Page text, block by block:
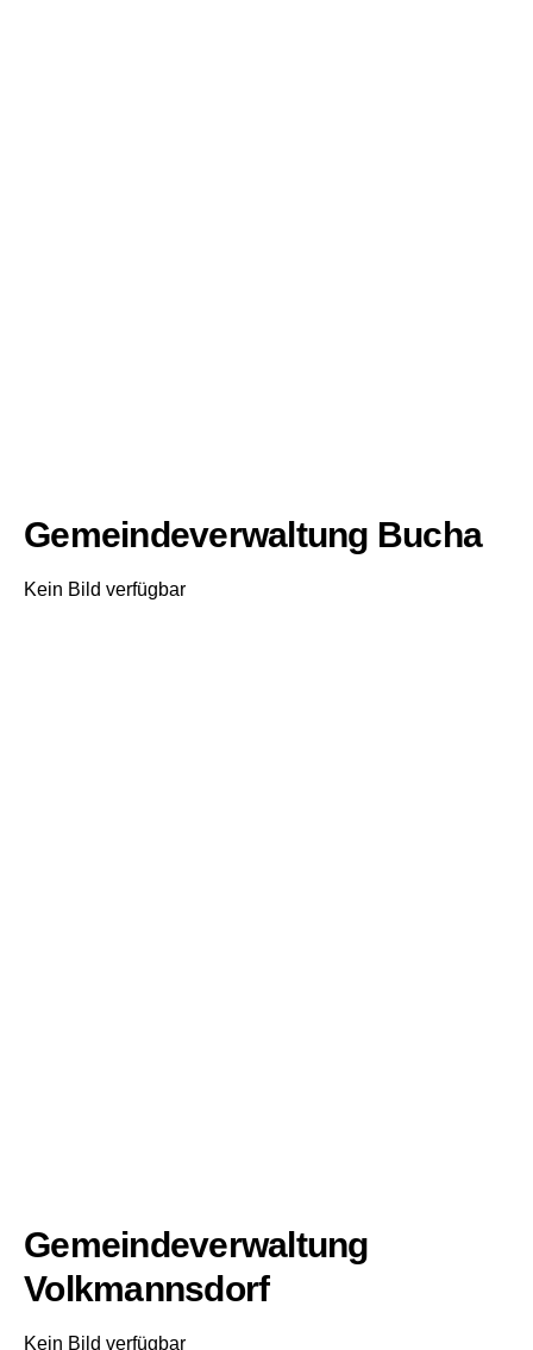
Gemeindeverwaltung Bucha
Kein Bild verfügbar
Gemeindeverwaltung
Volkmannsdorf
Kein Bild verfügbar